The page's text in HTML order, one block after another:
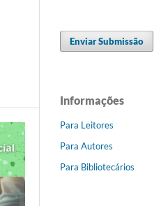
Enviar Submissão
Informações
Para Leitores
Para Autores
Para Bibliotecários